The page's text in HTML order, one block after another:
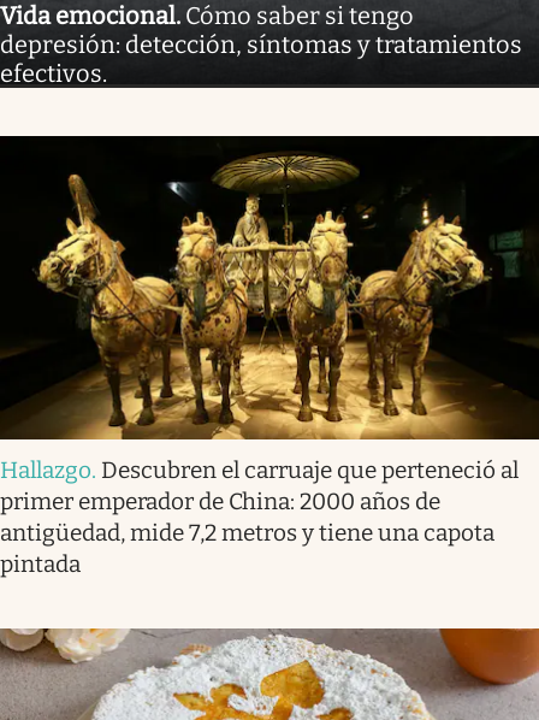
Vida emocional. Cómo saber si tengo
depresión: detección, síntomas y tratamientos
efectivos.
Hallazgo. Descubren el carruaje que perteneció al
primer emperador de China: 2000 años de
antigüedad, mide 7,2 metros y tiene una capota
pintada